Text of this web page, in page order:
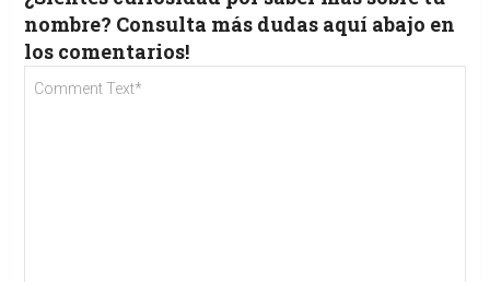
nombre? Consulta más dudas aquí abajo en
los comentarios!